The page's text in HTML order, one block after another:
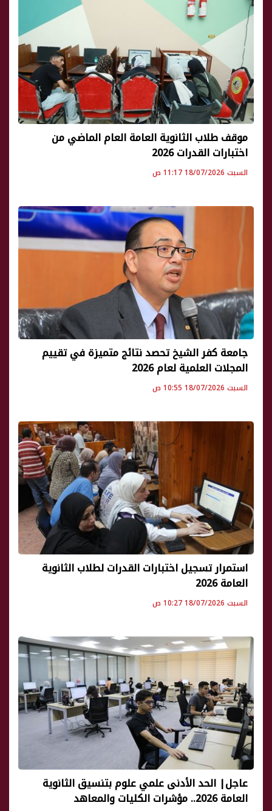
موقف طلاب الثانوية العامة العام الماضي من
اختبارات القدرات 2026
السبت 18/07/2026 11:17 ص
جامعة كفر الشيخ تحصد نتائج متميزة في تقييم
المجلات العلمية لعام 2026
السبت 18/07/2026 10:55 ص
استمرار تسجيل اختبارات القدرات لطلاب الثانوية
العامة 2026
السبت 18/07/2026 10:27 ص
عاجل| الحد الأدنى علمي علوم بتنسيق الثانوية
العامة 2026.. مؤشرات الكليات والمعاهد